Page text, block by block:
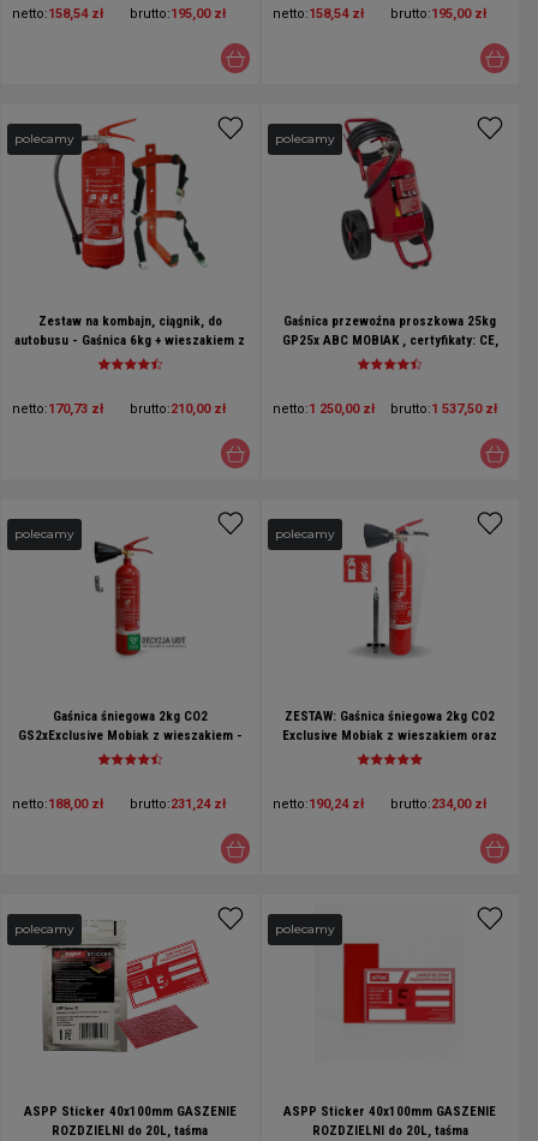
netto:158,54 zł brutto:195,00 zł netto:158,54 zł brutto:195,00 zł
Zestaw na kombajn, ciągnik, do
autobusu - Gaśnica 6kg + wieszakiem z
opaskami
netto:170,73 zł brutto:210,00 zł
polecamy
Gaśnica przewoźna proszkowa 25kg
GP25x ABC MOBIAK , certyfikaty: CE,
BSI, CNBOP, EN3, MED, MPA
netto:1 250,00 zł brutto:1 537,50 zł
polecamy
Gaśnica śniegowa 2kg CO2
GS2xExclusive Mobiak z wieszakiem -
do gaszenia urządzeń elektrycznych i
netto:188,00 zł brutto:231,24 zł
polecamy
ZESTAW: Gaśnica śniegowa 2kg CO2
Exclusive Mobiak z wieszakiem oraz
znakiem - GAŚNICA KOMPUTEROWA
netto:190,24 zł brutto:234,00 zł
polecamy
ASPP Sticker 40x100mm GASZENIE
ROZDZIELNI do 20L, taśma
polecamy
ASPP Sticker 40x100mm GASZENIE
ROZDZIELNI do 20L, taśma
polecamy